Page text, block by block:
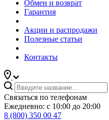
Обмен и возврат
Гарантия
Акции и распродажи
Полезные статьи
Контакты
Связаться по телефонам
Ежедневно: с 10:00 до 20:00
8 (800) 350 00 47